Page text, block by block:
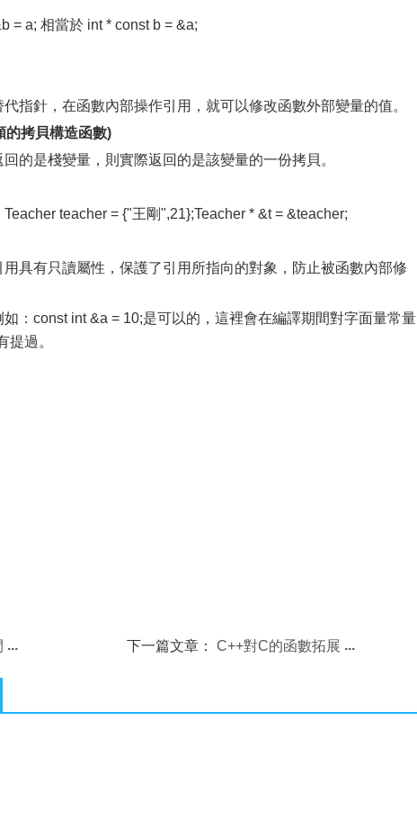
a; 相當於 int * const b = &a;
針，在函數內部操作引用，就可以修改函數外部變量的值。
的拷貝構造函數)
是棧變量，則實際返回的是該變量的一份拷貝。
teacher = {"王剛",21};Teacher * &t = &teacher;
有只讀屬性，保護了引用所指向的對象，防止被函數內部修
const int &a = 10;是可以的，這裡會在編譯期間對字面量常量
提過。
下一篇文章： C++對C的函數拓展